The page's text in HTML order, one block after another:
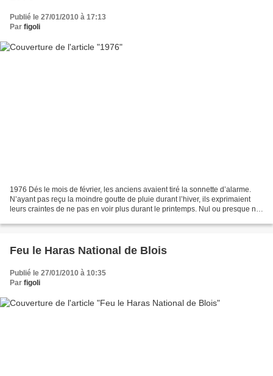
Publié le 27/01/2010 à 17:13
Par figoli
1976 Dés le mois de février, les anciens avaient tiré la sonnette d’alarme.
N’ayant pas reçu la moindre goutte de pluie durant l’hiver, ils exprimaient
leurs craintes de ne pas en voir plus durant le printemps. Nul ou presque ne
Feu le Haras National de Blois
Publié le 27/01/2010 à 10:35
Par figoli